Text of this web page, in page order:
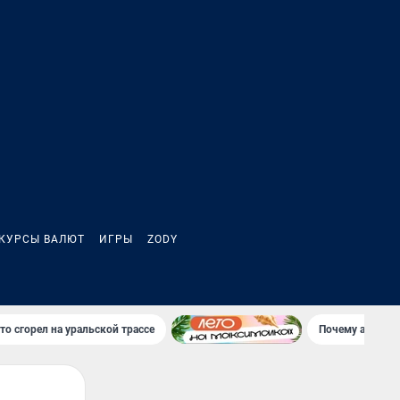
ВАЛЮТ ИГРЫ ZODY
сгорел на уральской трассе Почему атаки